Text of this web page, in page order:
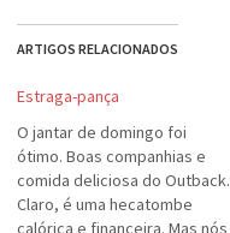
ARTIGOS RELACIONADOS
Estraga-pança
O jantar de domingo foi
ótimo. Boas companhias e
comida deliciosa do Outback.
Claro, é uma hecatombe
calórica e financeira. Mas nós